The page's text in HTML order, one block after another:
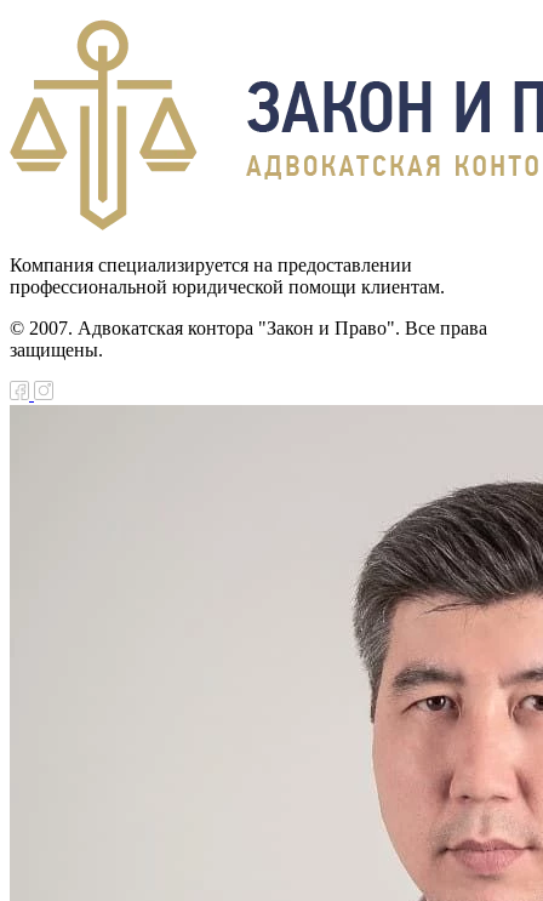
Компания специализируется на предоставлении
профессиональной юридической помощи клиентам.
© 2007. Адвокатская контора "Закон и Право". Все права
защищены.